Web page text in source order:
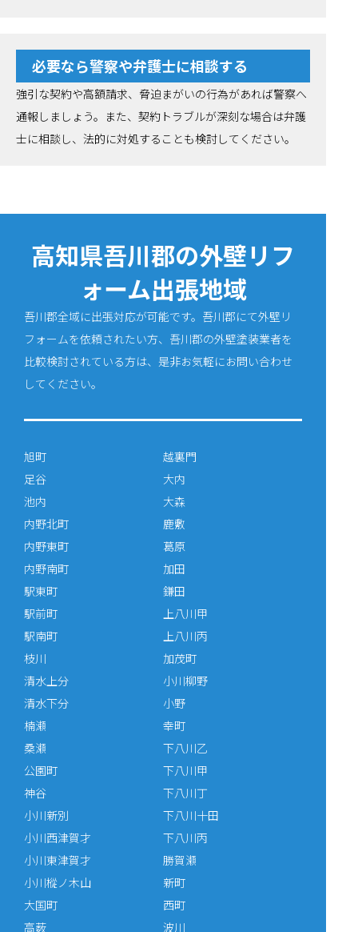
必要なら警察や弁護士に相談する
強引な契約や高額請求、脅迫まがいの行為があれば警察へ
通報しましょう。また、契約トラブルが深刻な場合は弁護
士に相談し、法的に対処することも検討してください。
高知県吾川郡の外壁リフ
ォーム出張地域
吾川郡全域に出張対応が可能です。吾川郡にて外壁リ
フォームを依頼されたい方、吾川郡の外壁塗装業者を
比較検討されている方は、是非お気軽にお問い合わせ
してください。
旭町
足谷
池内
内野北町
内野東町
内野南町
駅東町
駅前町
駅南町
枝川
越裏門
大内
大森
鹿敷
葛原
加田
鎌田
上八川甲
上八川丙
加茂町
清水上分
清水下分
楠瀬
桑瀬
公園町
神谷
小川新別
小川西津賀才
小川東津賀才
小川樅ノ木山
小川柳野
小野
幸町
下八川乙
下八川甲
下八川丁
下八川十田
下八川丙
勝賀瀬
新町
大国町
高薮
西町
波川